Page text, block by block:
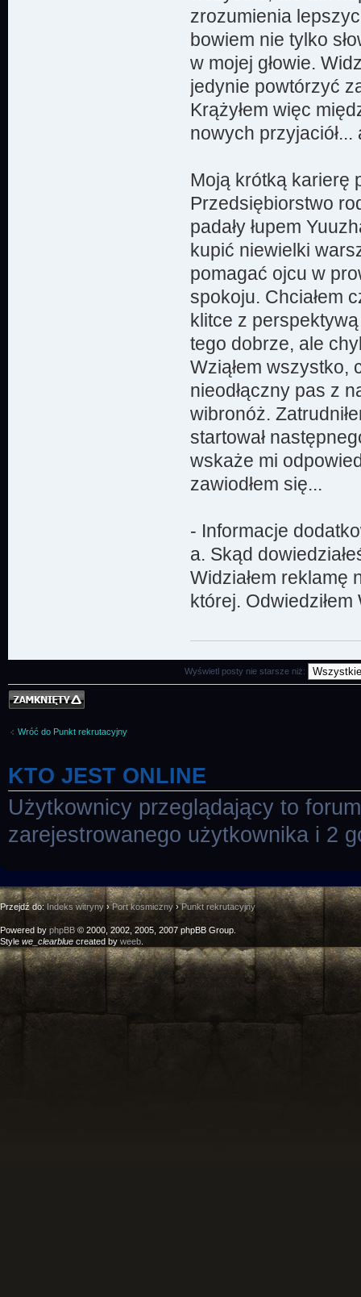
zrozumienia
bowiem nie tylko
w mojej głowie.
jedynie powtórzyć
Krążyłem więc
nowych
Moją krótką karierę
Przedsiębiorstwo
padały łupem
kupić niewielki
pomagać ojcu w
spokoju. Chciałem
klitce z
tego dobrze, ale
Wziąłem wszystko,
nieodłączny pas z
wibronóż.
startował
wskaże mi
zawiodłem się...
- Informacje
a. Skąd
Widziałem reklamę
której.
Wyświetl posty nie starsze niż:
Temat zamknięty
Wróć do Punkt rekrutacyjny
KTO JEST ONLINE
Użytkownicy przeglądający to
zarejestrowanego użytkownika i 2
Przejdź do:Indeks witryny›Port kosmiczny›Punkt rekrutacyjny
Powered by phpBB © 2000, 2002, 2005, 2007 phpBB Group.
Style we_clearblue created by weeb